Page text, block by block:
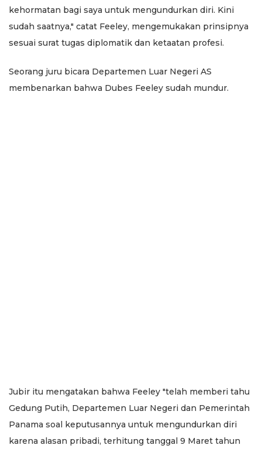
kehormatan bagi saya untuk mengundurkan diri. Kini
sudah saatnya," catat Feeley, mengemukakan prinsipnya
sesuai surat tugas diplomatik dan ketaatan profesi.
Seorang juru bicara Departemen Luar Negeri AS
membenarkan bahwa Dubes Feeley sudah mundur.
Jubir itu mengatakan bahwa Feeley "telah memberi tahu
Gedung Putih, Departemen Luar Negeri dan Pemerintah
Panama soal keputusannya untuk mengundurkan diri
karena alasan pribadi, terhitung tanggal 9 Maret tahun